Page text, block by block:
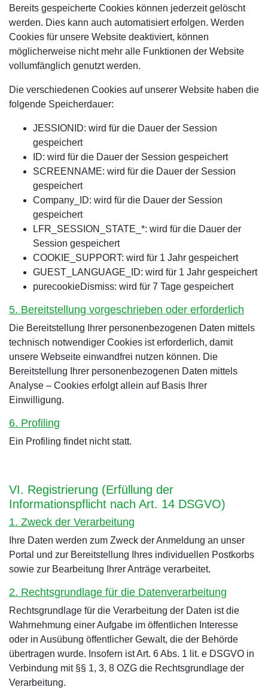
Bereits gespeicherte Cookies können jederzeit gelöscht
werden. Dies kann auch automatisiert erfolgen. Werden
Cookies für unsere Website deaktiviert, können
möglicherweise nicht mehr alle Funktionen der Website
vollumfänglich genutzt werden.
Die verschiedenen Cookies auf unserer Website haben die
folgende Speicherdauer:
JESSIONID: wird für die Dauer der Session
gespeichert
ID: wird für die Dauer der Session gespeichert
SCREENNAME: wird für die Dauer der Session
gespeichert
Company_ID: wird für die Dauer der Session
gespeichert
LFR_SESSION_STATE_*: wird für die Dauer der
Session gespeichert
COOKIE_SUPPORT: wird für 1 Jahr gespeichert
GUEST_LANGUAGE_ID: wird für 1 Jahr gespeichert
purecookieDismiss: wird für 7 Tage gespeichert
5. Bereitstellung vorgeschrieben oder erforderlich
Die Bereitstellung Ihrer personenbezogenen Daten mittels
technisch notwendiger Cookies ist erforderlich, damit
unsere Webseite einwandfrei nutzen können. Die
Bereitstellung Ihrer personenbezogenen Daten mittels
Analyse – Cookies erfolgt allein auf Basis Ihrer
Einwilligung.
6. Profiling
Ein Profiling findet nicht statt.
VI. Registrierung (Erfüllung der
Informationspflicht nach Art. 14 DSGVO)
1. Zweck der Verarbeitung
Ihre Daten werden zum Zweck der Anmeldung an unser
Portal und zur Bereitstellung Ihres individuellen Postkorbs
sowie zur Bearbeitung Ihrer Anträge verarbeitet.
2. Rechtsgrundlage für die Datenverarbeitung
Rechtsgrundlage für die Verarbeitung der Daten ist die
Wahrnehmung einer Aufgabe im öffentlichen Interesse
oder in Ausübung öffentlicher Gewalt, die der Behörde
übertragen wurde. Insofern ist Art. 6 Abs. 1 lit. e DSGVO in
Verbindung mit §§ 1, 3, 8 OZG die Rechtsgrundlage der
Verarbeitung.